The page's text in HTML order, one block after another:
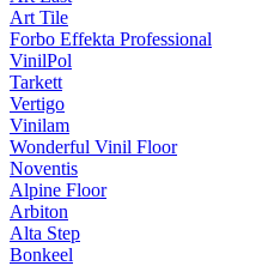
Art Tile
Forbo Effekta Professional
VinilPol
Tarkett
Vertigo
Vinilam
Wonderful Vinil Floor
Noventis
Alpine Floor
Arbiton
Alta Step
Bonkeel